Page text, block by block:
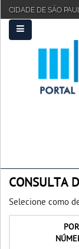
CIDADE DE SÃO
CONSULTA
Selecione como
POR
PRINCIPAL
FAQ